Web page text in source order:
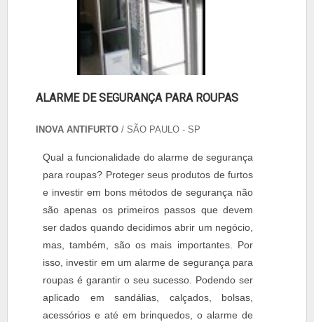
ALARME DE SEGURANÇA PARA ROUPAS
INOVA ANTIFURTO / SÃO PAULO - SP
Qual a funcionalidade do alarme de segurança
para roupas? Proteger seus produtos de furtos
e investir em bons métodos de segurança não
são apenas os primeiros passos que devem
ser dados quando decidimos abrir um negócio,
mas, também, são os mais importantes. Por
isso, investir em um alarme de segurança para
roupas é garantir o seu sucesso. Podendo ser
aplicado em sandálias, calçados, bolsas,
acessórios e até em brinquedos, o alarme de